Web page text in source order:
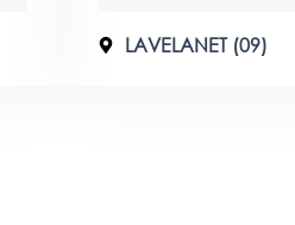
LAVELANET (09)